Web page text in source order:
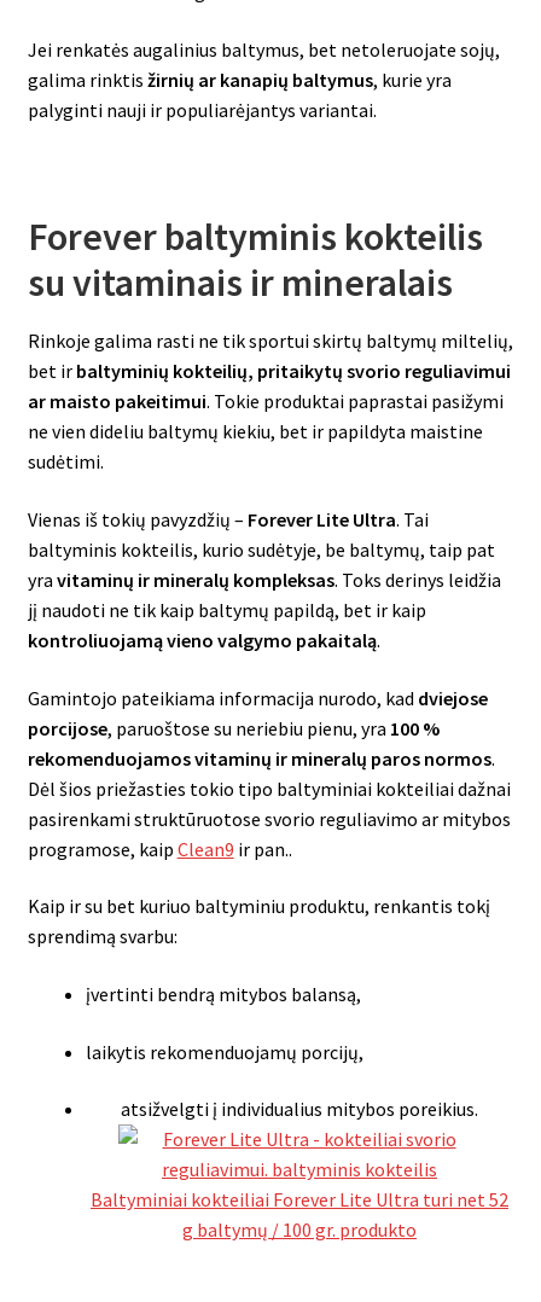
Jei renkatės augalinius baltymus, bet netoleruojate sojų,
galima rinktis žirnių ar kanapių baltymus, kurie yra
palyginti nauji ir populiarėjantys variantai.
Forever baltyminis kokteilis
su vitaminais ir mineralais
Rinkoje galima rasti ne tik sportui skirtų baltymų miltelių,
bet ir baltyminių kokteilių, pritaikytų svorio reguliavimui
ar maisto pakeitimui. Tokie produktai paprastai pasižymi
ne vien dideliu baltymų kiekiu, bet ir papildyta maistine
sudėtimi.
Vienas iš tokių pavyzdžių – Forever Lite Ultra. Tai
baltyminis kokteilis, kurio sudėtyje, be baltymų, taip pat
yra vitaminų ir mineralų kompleksas. Toks derinys leidžia
jį naudoti ne tik kaip baltymų papildą, bet ir kaip
kontroliuojamą vieno valgymo pakaitalą.
Gamintojo pateikiama informacija nurodo, kad dviejose
porcijose, paruoštose su neriebiu pienu, yra 100 %
rekomenduojamos vitaminų ir mineralų paros normos.
Dėl šios priežasties tokio tipo baltyminiai kokteiliai dažnai
pasirenkami struktūruotose svorio reguliavimo ar mitybos
programose, kaip Clean9 ir pan..
Kaip ir su bet kuriuo baltyminiu produktu, renkantis tokį
sprendimą svarbu:
įvertinti bendrą mitybos balansą,
laikytis rekomenduojamų porcijų,
atsižvelgti į individualius mitybos poreikius.
Baltyminiai kokteiliai Forever Lite Ultra turi net 52
g baltymų / 100 gr. produkto